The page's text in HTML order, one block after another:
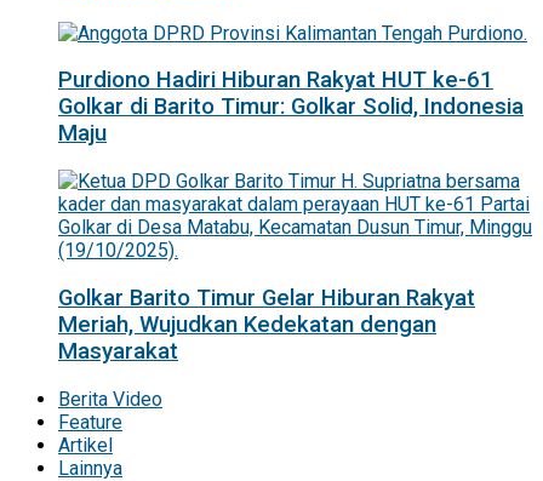
Purdiono Hadiri Hiburan Rakyat HUT ke-61
Golkar di Barito Timur: Golkar Solid, Indonesia
Maju
Golkar Barito Timur Gelar Hiburan Rakyat
Meriah, Wujudkan Kedekatan dengan
Masyarakat
Berita Video
Feature
Artikel
Lainnya